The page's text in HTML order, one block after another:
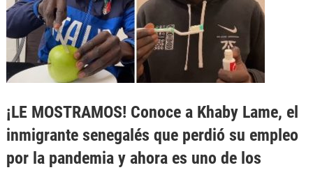
¡LE MOSTRAMOS! Conoce a Khaby Lame, el
inmigrante senegalés que perdió su empleo
por la pandemia y ahora es uno de los